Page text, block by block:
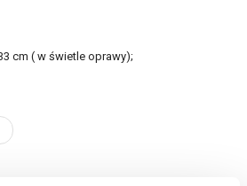
cm ( w świetle oprawy);